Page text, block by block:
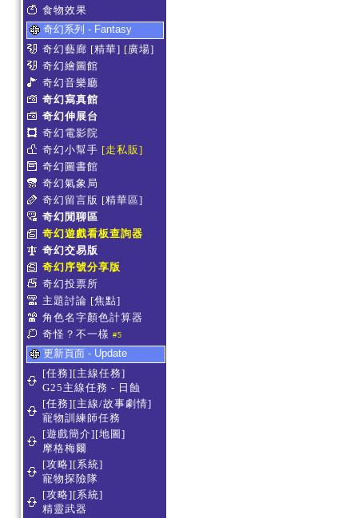
食物效果
奇幻系列 - Fantasy
奇幻藝廊 [精華] [廣場]
奇幻繪圖館
奇幻音樂廳
奇幻寫真館
奇幻伸展台
奇幻電影院
奇幻小幫手 [走私販]
奇幻圖書館
奇幻氣象局
奇幻留言版 [精華區]
奇幻閒聊區
奇幻遊戲看板查詢器
奇幻交易版
奇幻序號分享版
奇幻投票所
主題討論 [焦點]
角色名字顏色計算器
奇怪？不一樣 #5
更新頁面 - Update
[任務][主線任務]
G25主線任務 - 日蝕
[任務][主線/故事劇情]
寵物訓練師任務
[遊戲簡介][地圖]
摩格梅爾
[攻略][系統]
寵物探險隊
[攻略][系統]
精靈武器